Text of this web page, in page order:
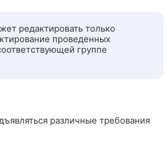
редактировать только
проведенных
группе
различные требования